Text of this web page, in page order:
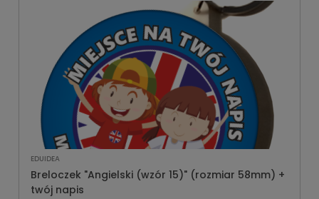
EDUIDEA
Breloczek "Angielski (wzór 15)" (rozmiar 58mm) +
twój napis